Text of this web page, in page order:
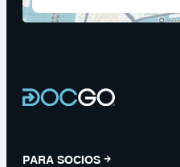
PARA SOCIOS